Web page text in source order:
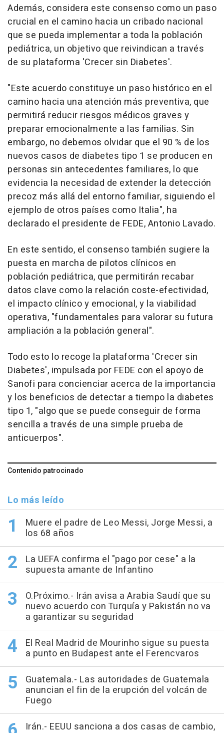
Además, considera este consenso como un paso
crucial en el camino hacia un cribado nacional
que se pueda implementar a toda la población
pediátrica, un objetivo que reivindican a través
de su plataforma 'Crecer sin Diabetes'.
"Este acuerdo constituye un paso histórico en el
camino hacia una atención más preventiva, que
permitirá reducir riesgos médicos graves y
preparar emocionalmente a las familias. Sin
embargo, no debemos olvidar que el 90 % de los
nuevos casos de diabetes tipo 1 se producen en
personas sin antecedentes familiares, lo que
evidencia la necesidad de extender la detección
precoz más allá del entorno familiar, siguiendo el
ejemplo de otros países como Italia", ha
declarado el presidente de FEDE, Antonio Lavado.
En este sentido, el consenso también sugiere la
puesta en marcha de pilotos clínicos en
población pediátrica, que permitirán recabar
datos clave como la relación coste-efectividad,
el impacto clínico y emocional, y la viabilidad
operativa, "fundamentales para valorar su futura
ampliación a la población general".
Todo esto lo recoge la plataforma 'Crecer sin
Diabetes', impulsada por FEDE con el apoyo de
Sanofi para concienciar acerca de la importancia
y los beneficios de detectar a tiempo la diabetes
tipo 1, "algo que se puede conseguir de forma
sencilla a través de una simple prueba de
anticuerpos".
Contenido patrocinado
Lo más leído
Muere el padre de Leo Messi, Jorge Messi, a
los 68 años
La UEFA confirma el "pago por cese" a la
supuesta amante de Infantino
O.Próximo.- Irán avisa a Arabia Saudí que su
nuevo acuerdo con Turquía y Pakistán no va
a garantizar su seguridad
El Real Madrid de Mourinho sigue su puesta
a punto en Budapest ante el Ferencvaros
Guatemala.- Las autoridades de Guatemala
anuncian el fin de la erupción del volcán de
Fuego
Irán.- EEUU sanciona a dos casas de cambio,